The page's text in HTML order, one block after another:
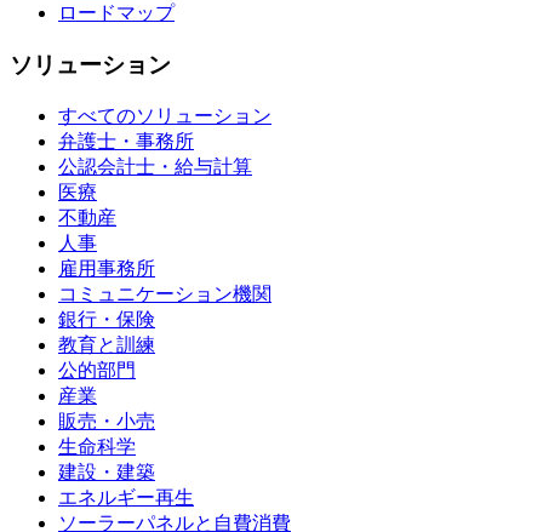
ロードマップ
ソリューション
すべてのソリューション
弁護士・事務所
公認会計士・給与計算
医療
不動産
人事
雇用事務所
コミュニケーション機関
銀行・保険
教育と訓練
公的部門
産業
販売・小売
生命科学
建設・建築
エネルギー再生
ソーラーパネルと自費消費